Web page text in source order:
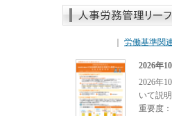
労働基準関
2026年
2026年
いて説
重要